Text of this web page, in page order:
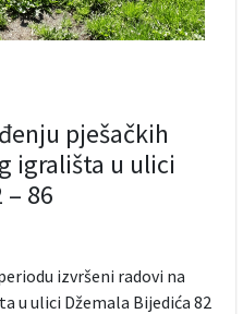
pješačkih
igrališta u ulici
– 86
izvršeni radovi na
u ulici Džemala Bijedića 82